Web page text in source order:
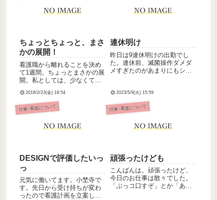
ちょっとちょっと、まさ
かの展開！
看護職から離れることを決め
て1週間。ちょっとまさかの展
開。私としては、少なくても
距離を置くつもりだったのだ
けど、今日、総師長と病棟師
長から早速(？)病棟勤務に復
のだ！……早ッ！！！！マ
2018/2/23(金) 19:54
連休明け
昨日は9連休明けの出勤でし
た。連休前、滅菌操作ダメダ
メすぎたのがあまりにもショ
A4用紙に書き出して連休中に
復習して連休明けの勤務に臨
みました。かくしてまた気管
吸引の対応にあたることにな
2023/5/9(火) 15:59
仕事･看護について
DESIGNで評価したいっ
っ
元気に働いてます。小埜寺で
す。先日から受け持ちが変わ
ったので看護計画を立案して
仕事･看護について
頑張ったけども
こんばんは。頑張ったけど、
今日のお仕事は散々でした。
「ぶっコ口すぞ」とか「あ